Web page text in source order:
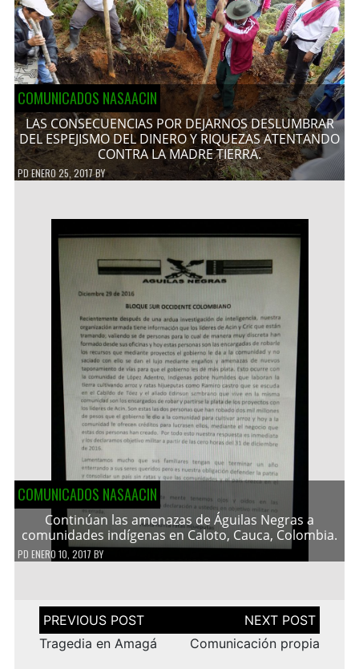
COMUNICADOS NASAACIN
LAS CONSECUENCIAS POR DEJARNOS DESLUMBRAR
DEL ESPEJISMO DEL DINERO Y RIQUEZAS ATENTANDO
CONTRA LA MADRE TIERRA.
PDENERO 25, 2017BY
COMUNICADOS NASAACIN
Continúan las amenazas de Águilas Negras a
comunidades indígenas en Caloto, Cauca, Colombia.
PD ENERO 10, 2017 BY
Navegación
de
entradas
Tragedia en Amagá Comunicación propia